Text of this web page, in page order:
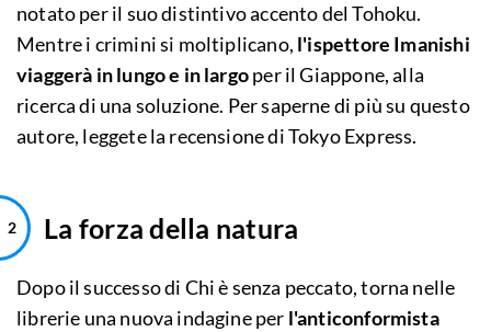
notato per il suo distintivo accento del Tohoku.
Mentre i crimini si moltiplicano, l'ispettore Imanishi
viaggerà in lungo e in largoper il Giappone, alla
ricerca di una soluzione. Per saperne di più su questo
autore, leggete la recensione di Tokyo Express.
La forza della natura
Dopo il successo di Chi è senza peccato, torna nelle
librerie una nuova indagine per l'anticonformista